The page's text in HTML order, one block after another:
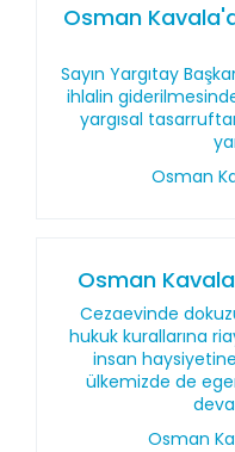
Osman
Sayın Yargıtay
ihlalin
yargısal
Osman
Osman
Cezaevinde
hukuk kurallarına
insan
ülkemizde de
Osman